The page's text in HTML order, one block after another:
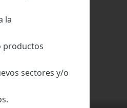
la
productos
sectores y/o